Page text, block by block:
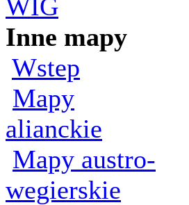
WIG
Inne mapy
Wstep
Mapy
alianckie
Mapy austro-
wegierskie